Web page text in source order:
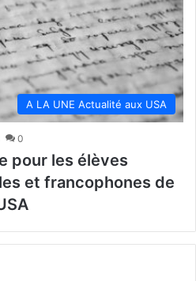
A LA UNE Actualité aux USA
0
pour les élèves
et francophones de